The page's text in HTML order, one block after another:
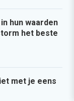
hun waarden
het beste
met je eens